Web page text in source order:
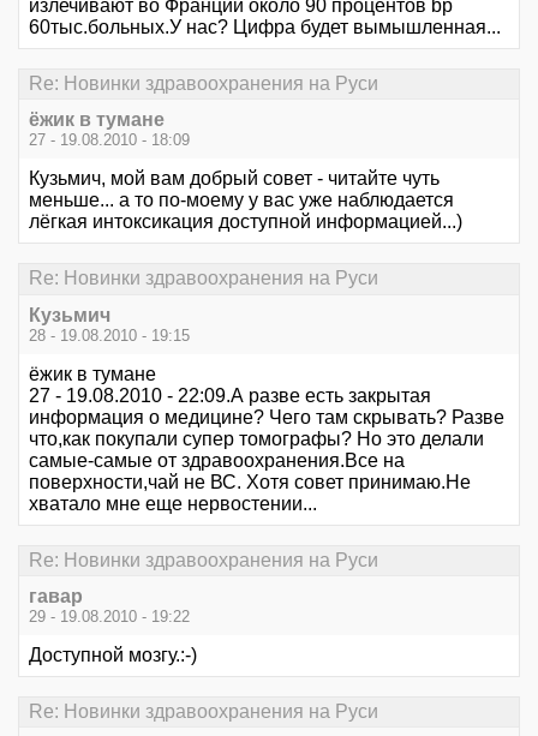
излечивают во Франции около 90 процентов bp
60тыс.больных.У нас? Цифра будет вымышленная...
Re: Новинки здравоохранения на Руси
ёжик в тумане
27 - 19.08.2010 - 18:09
Кузьмич, мой вам добрый совет - читайте чуть
меньше... а то по-моему у вас уже наблюдается
лёгкая интоксикация доступной информацией...)
Re: Новинки здравоохранения на Руси
Кузьмич
28 - 19.08.2010 - 19:15
ёжик в тумане
27 - 19.08.2010 - 22:09.А разве есть закрытая
информация о медицине? Чего там скрывать? Разве
что,как покупали супер томографы? Но это делали
самые-самые от здравоохранения.Все на
поверхности,чай не ВС. Хотя совет принимаю.Не
хватало мне еще нервостении...
Re: Новинки здравоохранения на Руси
гавар
29 - 19.08.2010 - 19:22
Доступной мозгу.:-)
Re: Новинки здравоохранения на Руси